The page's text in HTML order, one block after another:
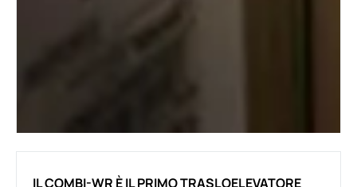
IL COMBI-WR È IL PRIMO TRASLOELEVATORE